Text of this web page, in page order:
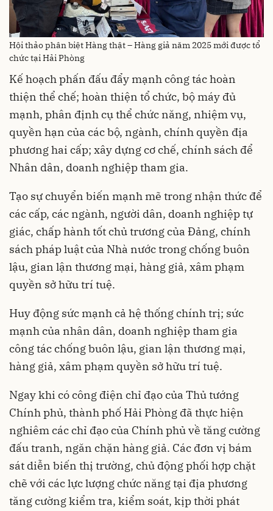
Hội thảo phân biệt Hàng thật – Hàng giả năm 2025 mới được tổ
chức tại Hải Phòng
Kế hoạch phấn đấu đẩy mạnh công tác hoàn
thiện thể chế; hoàn thiện tổ chức, bộ máy đủ
mạnh, phân định cụ thể chức năng, nhiệm vụ,
quyền hạn của các bộ, ngành, chính quyền địa
phương hai cấp; xây dựng cơ chế, chính sách để
Nhân dân, doanh nghiệp tham gia.
Tạo sự chuyển biến mạnh mẽ trong nhận thức để
các cấp, các ngành, người dân, doanh nghiệp tự
giác, chấp hành tốt chủ trương của Đảng, chính
sách pháp luật của Nhà nước trong chống buôn
lậu, gian lận thương mại, hàng giả, xâm phạm
quyền sở hữu trí tuệ.
Huy động sức mạnh cả hệ thống chính trị; sức
mạnh của nhân dân, doanh nghiệp tham gia
công tác chống buôn lậu, gian lận thương mại,
hàng giả, xâm phạm quyền sở hữu trí tuệ.
Ngay khi có công điện chỉ đạo của Thủ tướng
Chính phủ, thành phố Hải Phòng đã thực hiện
nghiêm các chỉ đạo của Chính phủ về tăng cường
đấu tranh, ngăn chặn hàng giả. Các đơn vị bám
sát diễn biến thị trường, chủ động phối hợp chặt
chẽ với các lực lượng chức năng tại địa phương
tăng cường kiểm tra, kiểm soát, kịp thời phát